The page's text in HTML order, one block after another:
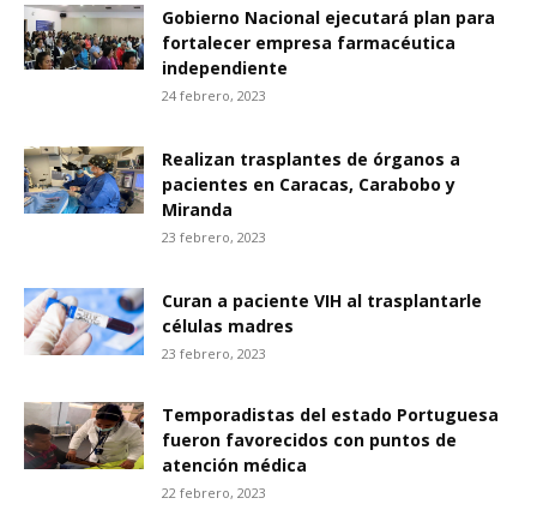
Gobierno Nacional ejecutará plan para
fortalecer empresa farmacéutica
independiente
24 febrero, 2023
Realizan trasplantes de órganos a
pacientes en Caracas, Carabobo y
Miranda
23 febrero, 2023
Curan a paciente VIH al trasplantarle
células madres
23 febrero, 2023
Temporadistas del estado Portuguesa
fueron favorecidos con puntos de
atención médica
22 febrero, 2023